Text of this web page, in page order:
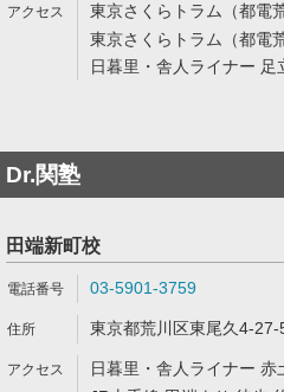
東京さくらトラム（都電
東京さくらトラム（都電
日暮里・舎人ライナー
Dr.関塾
田端新町校
03-5901-3759
東京都荒川区東尾久4-27-
日暮里・舎人ライナー